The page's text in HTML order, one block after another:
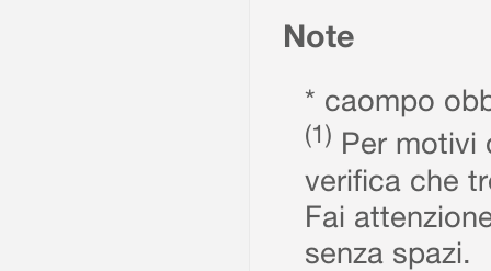
Note
* caompo
(1) Per motivi
verifica che
Fai
senza spazi.